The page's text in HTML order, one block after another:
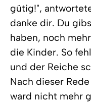
gütig!",
danke dir. Du
haben, noch
die Kinder. So
und der Reiche
Nach dieser
ward nicht mehr